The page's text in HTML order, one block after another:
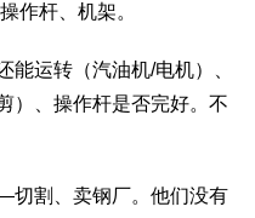
作杆、机架。
能运转（汽油机/电机）、
）、操作杆是否完好。不
割、卖钢厂。他们没有